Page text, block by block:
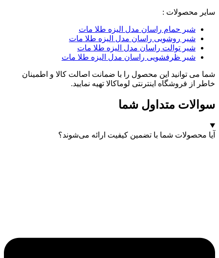
سایر محصولات :
شیر حمام راسان مدل الیزه طلا مات
شیر روشویی راسان مدل الیزه طلا مات
شیر توالت راسان مدل الیزه طلا مات
شیر ظرفشویی راسان مدل الیزه طلا مات
شما می توانید این محصول را با ضمانت اصالت کالا و اطمینان
خاطر از فروشگاه اینترنتی لوماکالا تهیه نمایید.
سوالات متداول شما
آیا محصولات شما با تضمین کیفیت ارائه می‌شوند؟